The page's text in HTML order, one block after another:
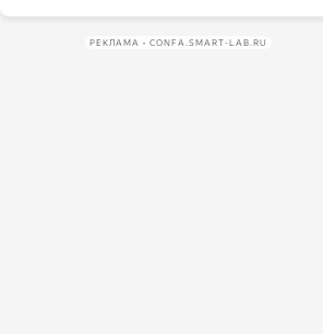
РЕКЛАМА • CONFA.SMART-LAB.RU